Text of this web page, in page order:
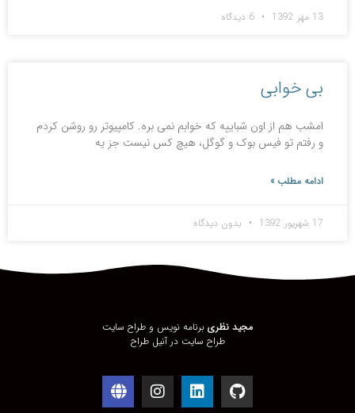
13 مهر 1392
بی خوابی
امشب هم از اون شباییه که خوابم نمی بره. کامپیوتر رو روشن کردم
و رفتم تو فیس بوک و گوگل، هیچ کس نیست جز یه
ادامه مطلب »
17 شهریور 1392 بدون دیدگاه
مجید نظری برنامه نویس و طراح سایت
طراح سایت درآنیل طراح